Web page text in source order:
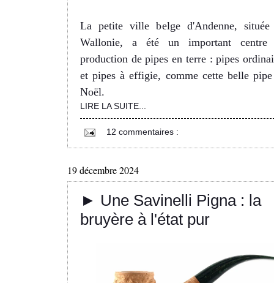
La petite ville belge d'Andenne, située
Wallonie, a été un important centre
production de pipes en terre : pipes
et pipes à effigie, comme cette belle
Noël.
LIRE LA SUITE...
12 commentaires :
19 décembre 2024
► Une Savinelli Pigna : la
bruyère à l'état pur